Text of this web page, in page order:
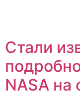
Стали
NASA на